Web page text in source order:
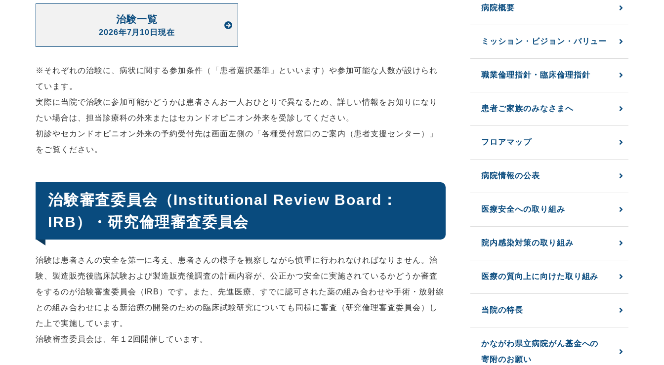
治験一覧
2026年7月10日現在
※それぞれの治験に、病状に関する参加条件（「患者選択基準」といいます）や参加可能な人数が設けられ
ています。
実際に当院で治験に参加可能かどうかは患者さんお一人おひとりで異なるため、詳しい情報をお知りになり
たい場合は、担当診療科の外来またはセカンドオピニオン外来を受診してください。
初診やセカンドオピニオン外来の予約受付先は画面左側の「各種受付窓口のご案内（患者支援センター）」
をご覧ください。
治験審査委員会（Institutional Review Board：
IRB）・研究倫理審査委員会
治験は患者さんの安全を第一に考え、患者さんの様子を観察しながら慎重に行われなければなりません。治
験、製造販売後臨床試験および製造販売後調査の計画内容が、公正かつ安全に実施されているかどうか審査
をするのが治験審査委員会（IRB）です。また、先進医療、すでに認可された薬の組み合わせや手術・放射線
との組み合わせによる新治療の開発のための臨床試験研究についても同様に審査（研究倫理審査委員会）し
た上で実施しています。
治験審査委員会は、年１2回開催しています。
病院概要
ミッション・ビジョン・バリュー
職業倫理指針・臨床倫理指針
患者ご家族のみなさまへ
フロアマップ
病院情報の公表
医療安全への取り組み
院内感染対策の取り組み
医療の質向上に向けた取り組み
当院の特長
かながわ県立病院がん基金への
寄附のお願い